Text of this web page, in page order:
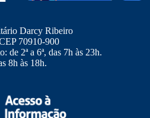
Darcy Ribeiro
70910-900
de 2ª a 6ª, das 7h às 23h.
8h às 18h.